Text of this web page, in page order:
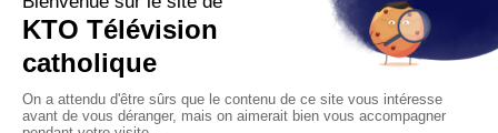
La visite pastorale du pape Léon
XIV à Assise à suivre sur KTO le
jeudi 6 août